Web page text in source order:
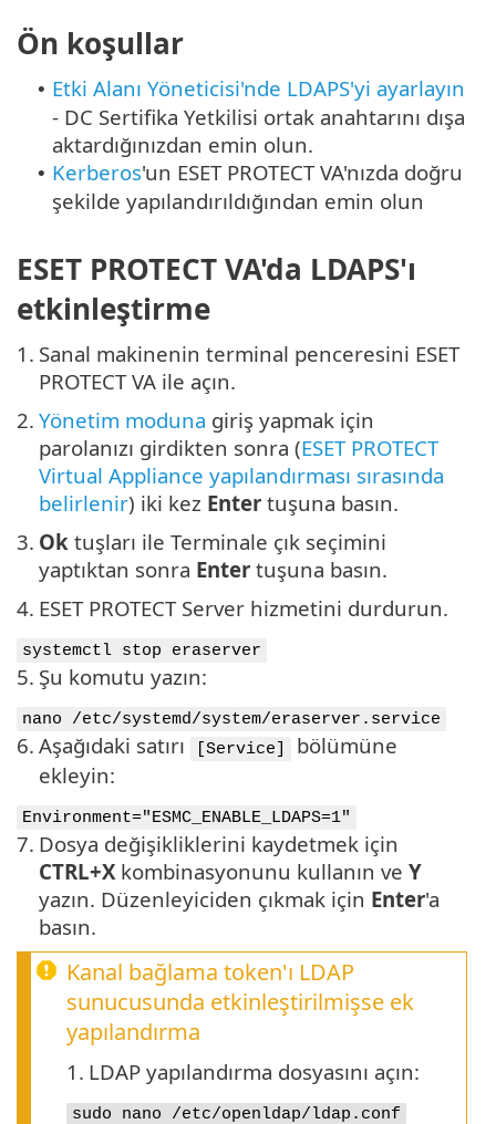
Ön koşullar
• Etki Alanı Yöneticisi'nde LDAPS'yi ayarlayın
- DC Sertifika Yetkilisi ortak anahtarını dışa
aktardığınızdan emin olun.
• Kerberos'un ESET PROTECT VA'nızda doğru
şekilde yapılandırıldığından emin olun
ESET PROTECT VA'da LDAPS'ı
etkinleştirme
1. Sanal makinenin terminal penceresini ESET
PROTECT VA ile açın.
2. Yönetim moduna giriş yapmak için
parolanızı girdikten sonra (ESET PROTECT
Virtual Appliance yapılandırması sırasında
belirlenir) iki kez Enter tuşuna basın.
3. Ok tuşları ile Terminale çık seçimini
yaptıktan sonra Enter tuşuna basın.
4. ESET PROTECT Server hizmetini durdurun.
systemctl stop eraserver
5. Şu komutu yazın:
nano /etc/systemd/system/eraserver.service
6. Aşağıdaki satırı [Service]
bölümüne
ekleyin:
Environment="ESMC_ENABLE_LDAPS=1"
7. Dosya değişikliklerini kaydetmek için
CTRL+X kombinasyonunu kullanın ve Y
yazın. Düzenleyiciden çıkmak için Enter'a
basın.
Kanal bağlama token'ı LDAP
sunucusunda etkinleştirilmişse ek
yapılandırma
1. LDAP yapılandırma dosyasını açın:
sudo nano /etc/openldap/ldap.conf